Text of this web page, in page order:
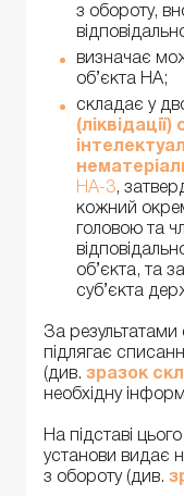
з обороту,
визначає
об’єкта НА;
складає у
НА-3,
кожний
головою та
об’єкта, та
суб’єкта
За результатами
підлягає
(див. зразок
необхідну
На підставі
установи видає
з обороту (див.